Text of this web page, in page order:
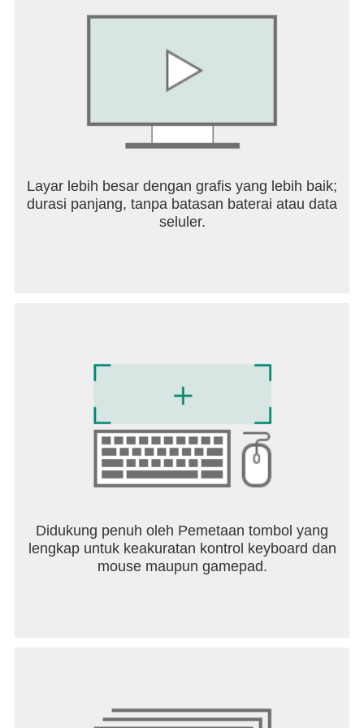
dengan mayat hidup, dan jadilah pembela tertinggi
Hubungi Kami: rykistudio@gmail.com
Layar lebih besar dengan grafis yang lebih baik;
durasi panjang, tanpa batasan baterai atau data
seluler.
Didukung penuh oleh Pemetaan tombol yang
lengkap untuk keakuratan kontrol keyboard dan
mouse maupun gamepad.